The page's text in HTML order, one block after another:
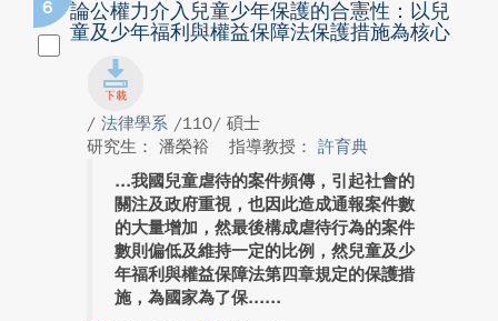
6
論公權力介入兒童少年保護的合憲性：以兒
童及少年福利與權益保障法保護措施為核心
/ 法律學系 /110/ 碩士
研究生： 潘榮裕
指導教授： 許育典
我國兒童虐待的案件頻傳，引起社會的
關注及政府重視，也因此造成通報案件數
的大量增加，然最後構成虐待行為的案件
數則偏低及維持一定的比例，然兒童及少
年福利與權益保障法第四章規定的保護措
施，為國家為了保...